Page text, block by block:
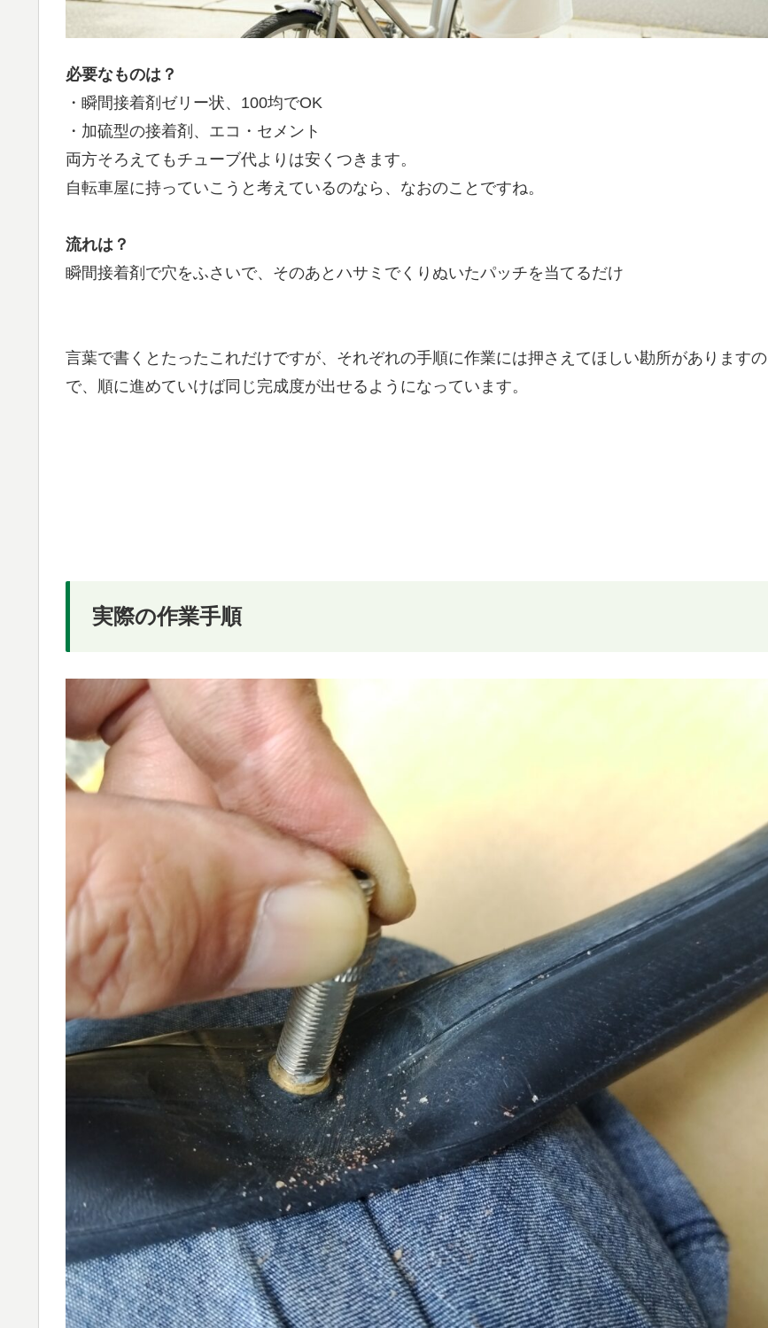
必要なものは？
・瞬間接着剤ゼリー状、100均でOK
・加硫型の接着剤、エコ・セメント
両方そろえてもチューブ代よりは安くつきます。
自転車屋に持っていこうと考えているのなら、なおのことですね。
流れは？
瞬間接着剤で穴をふさいで、そのあとハサミでくりぬいたパッチを当てるだけ
言葉で書くとたったこれだけですが、それぞれの手順に作業には押さえてほしい勘所がありますの
で、順に進めていけば同じ完成度が出せるようになっています。
実際の作業手順